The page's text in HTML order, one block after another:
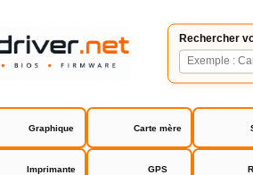
Rechercher
Graphique Carte mère
Imprimante GPS